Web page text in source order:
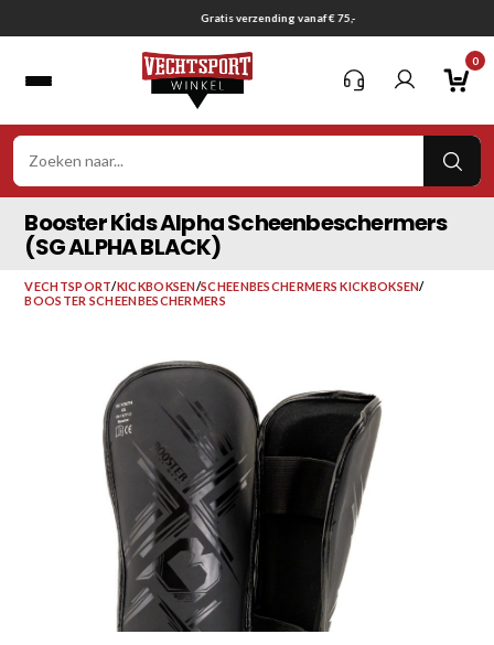
naar
Gratis verzending vanaf € 75,-
0
Booster Kids Alpha Scheenbeschermers
(SG ALPHA BLACK)
VECHTSPORT/KICKBOKSEN/SCHEENBESCHERMERS KICKBOKSEN/
BOOSTER SCHEENBESCHERMERS